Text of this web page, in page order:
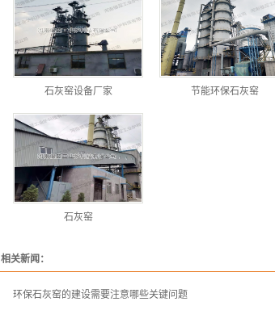
石灰窑设备厂家 节能环保石灰窑
石灰窑
相关新闻：
​环保石灰窑的建设需要注意哪些关键问题